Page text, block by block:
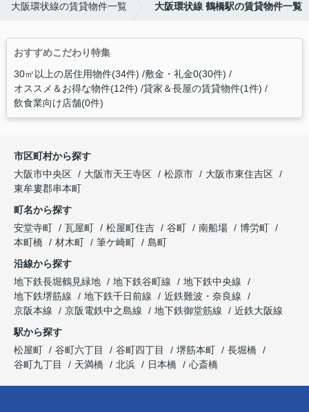
大阪環状線の賃貸物件一覧 大阪環状線 鶴橋駅の賃貸物件一覧
おすすめこだわり特集
30㎡以上の居住用物件(34件) 敷金・礼金0(30件)
オススメ＆お得な物件(12件) 貸家＆長屋の賃貸物件(1件)
飲食業向け店舗(0件)
市区町村から探す
大阪市中央区
大阪市天王寺区 松原市
大阪市東住吉区
東牟婁郡串本町
町名から探す
安堂寺町
瓦屋町 松屋町住吉 谷町 南船場
博労町
本町橋
材木町 筆ケ崎町
島町
沿線から探す
地下鉄長堀鶴見緑地
地下鉄谷町線
地下鉄中央線
地下鉄堺筋線
地下鉄千日前線
近鉄難波・奈良線
京阪本線
京阪電鉄中之島線 地下鉄御堂筋線
近鉄大阪線
駅から探す
松屋町
谷町六丁目 谷町四丁目 堺筋本町
長堀橋
谷町九丁目
天満橋 北浜 日本橋 心斎橋